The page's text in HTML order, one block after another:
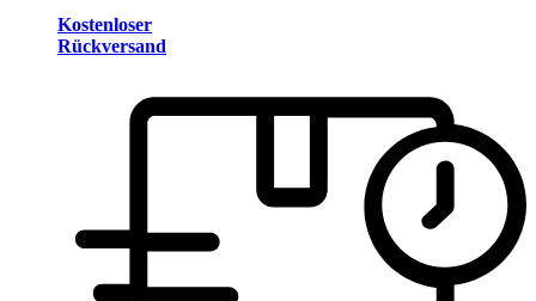
Kostenloser
Rückversand